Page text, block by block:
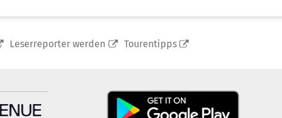
Leserreporter werden Tourentipps